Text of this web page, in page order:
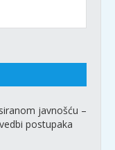
javnošću –
postupaka